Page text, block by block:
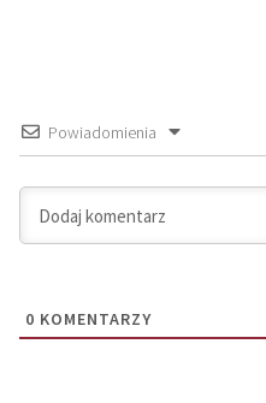
Powiadomienia
0 KOMENTARZY